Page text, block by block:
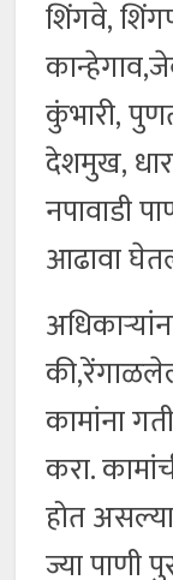
शिंगवे,
कुंभारी,
देशमुख,
नपावाडी
आढावा
कामांना
करा.
होत
ज्या पाणी